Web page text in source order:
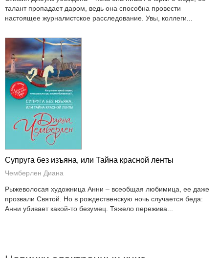
талант пропадает даром, ведь она способна провести
настоящее журналистское расследование. Увы, коллеги...
Супруга без изъяна, или Тайна красной ленты
Чемберлен Диана
Рыжеволосая художница Анни – всеобщая любимица, ее даже
прозвали Святой. Но в рождественскую ночь случается беда:
Анни убивает какой-то безумец. Тяжело пережива...